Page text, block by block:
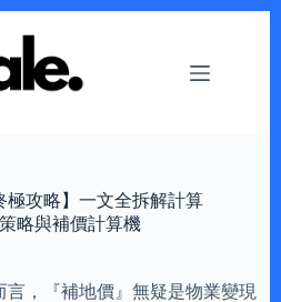
極攻略】一文全拆解計算
略與補價計算機
，『補地價』無疑是物業變現